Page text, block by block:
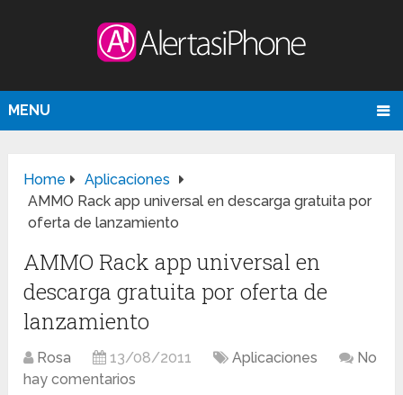
MENU
Home
Aplicaciones
AMMO Rack app universal en descarga gratuita por
oferta de lanzamiento
AMMO Rack app universal en
descarga gratuita por oferta de
lanzamiento
Rosa 13/08/2011 Aplicaciones
No
hay comentarios